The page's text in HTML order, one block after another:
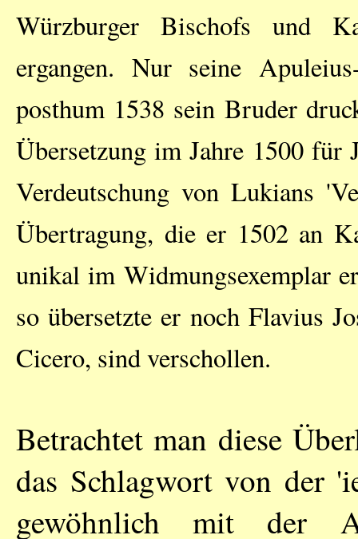
Würzburger Bischofs und
ergangen. Nur seine
posthum 1538 sein Bruder
Übersetzung im Jahre 1500 für
Verdeutschung von Lukians
Übertragung, die er 1502 an
unikal im Widmungsexemplar
so übersetzte er noch Flavius
Cicero, sind verschollen.
Betrachtet man diese
das Schlagwort von der
gewöhnlich mit der